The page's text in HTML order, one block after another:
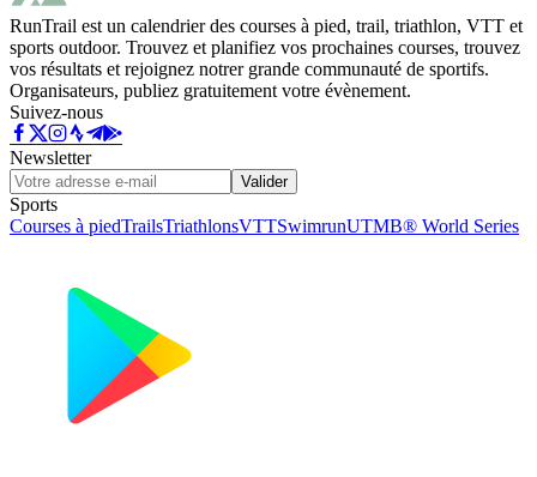
RunTrail est un calendrier des courses à pied, trail, triathlon, VTT et
sports outdoor. Trouvez et planifiez vos prochaines courses, trouvez
vos résultats et rejoignez notrer grande communauté de sportifs.
Organisateurs, publiez gratuitement votre évènement.
Suivez-nous
Newsletter
Valider
Sports
Courses à piedTrailsTriathlonsVTTSwimrunUTMB® World Series